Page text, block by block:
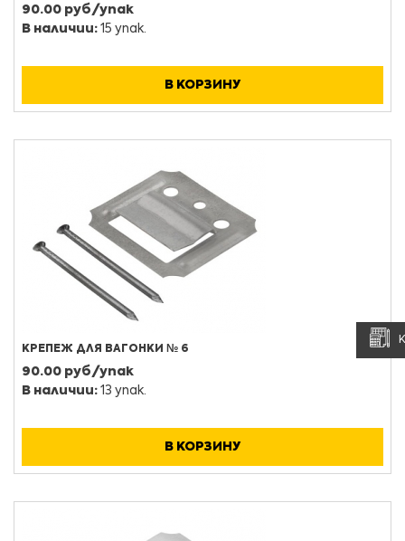
90.00 руб/упак
В наличии: 15 упак.
В КОРЗИНУ
КРЕПЕЖ ДЛЯ ВАГОНКИ № 6
90.00 руб/упак
В наличии: 13 упак.
В КОРЗИНУ